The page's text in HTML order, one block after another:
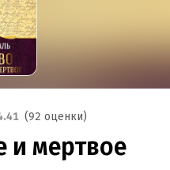
(92 оценки)
и мертвое